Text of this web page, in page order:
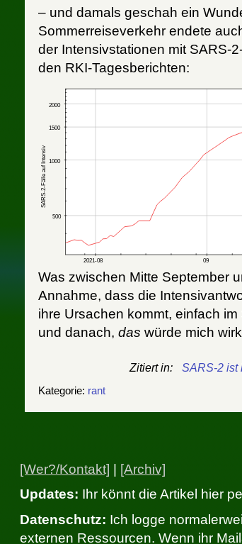
– und damals geschah ein
Sommerreiseverkehr endete
der Intensivstationen mit SARS-
den RKI-Tagesberichten:
Was zwischen Mitte September
Annahme, dass die
ihre Ursachen kommt, einfach
und danach,das würde mich
Zitiert in: SARS-2 ist
Kategorie: rant
[Wer?/Kontakt] | [Archiv]
Updates: Ihr könnt die Artikel hier
Datenschutz: Ich logge
externen Ressourcen. Wenn ihr